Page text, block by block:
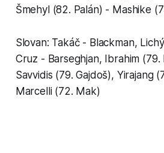
Šmehyl (82. Palán) - Mashike
Slovan: Takáč - Blackman,
Cruz - Barseghjan, Ibrahim
Savvidis (79. Gajdoš), Yirajang
Marcelli (72. Mak)